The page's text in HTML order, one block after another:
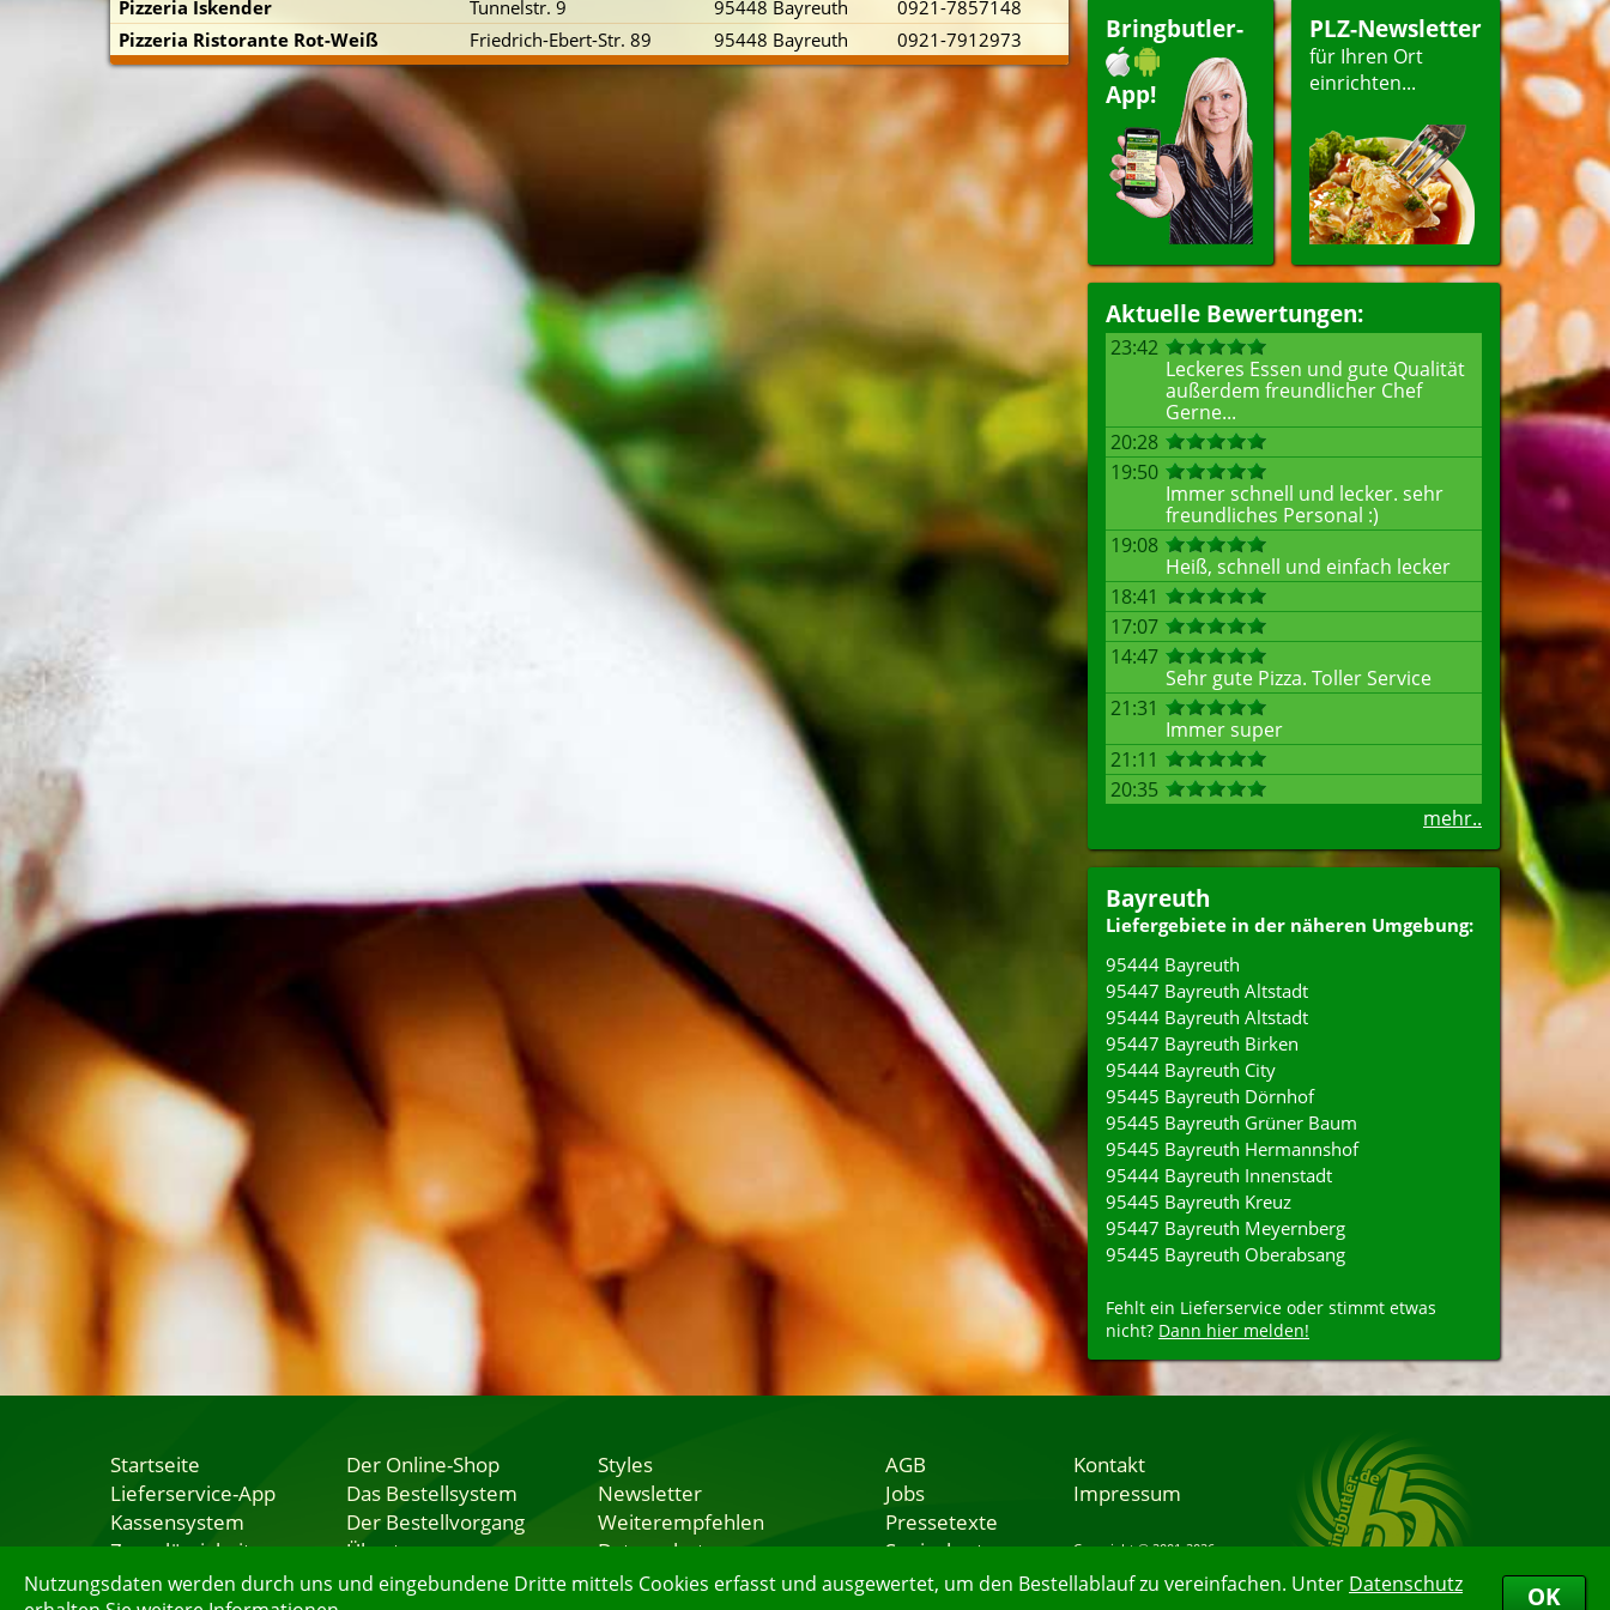
Nutzungsdaten werden durch uns und eingebundene Dritte mittels Cookies erfasst und ausgewertet, um den Bestellablauf zu vereinfachen. Unter Datenschutz
OK
Bringbutler-
App!
PLZ-Newsletter
für Ihren Ort
einrichten...
Aktuelle Bewertungen:
23:42
Leckeres Essen und gute Qualität
außerdem freundlicher Chef
Gerne...
20:28
19:50
Immer schnell und lecker. sehr
freundliches Personal :)
19:08
Heiß, schnell und einfach lecker
18:41
17:07
14:47
Sehr gute Pizza. Toller Service
21:31
Immer super
21:11
20:35
mehr..
Bayreuth
Liefergebiete in der näheren Umgebung:
95444 Bayreuth
95447 Bayreuth Altstadt
95444 Bayreuth Altstadt
95447 Bayreuth Birken
95444 Bayreuth City
95445 Bayreuth Dörnhof
95445 Bayreuth Grüner Baum
95445 Bayreuth Hermannshof
95444 Bayreuth Innenstadt
95445 Bayreuth Kreuz
95447 Bayreuth Meyernberg
95445 Bayreuth Oberabsang
Fehlt ein Lieferservice oder stimmt etwas
nicht? Dann hier melden!
Pizzeria Iskender
Tunnelstr. 9 95448 Bayreuth
0921-7857148
Pizzeria Ristorante Rot-Weiß
Friedrich-Ebert-Str. 89 95448 Bayreuth 0921-7912973
Startseite
Lieferservice-App
Kassensystem
Zuverlässigkeit
Sicherheit
Der Online-Shop
Das Bestellsystem
Der Bestellvorgang
Übertragung
Testshop
Styles
Newsletter
Weiterempfehlen
Datenschutz
Nutzungsbedingungen
AGB
Jobs
Pressetexte
Speisekarten
Lieferservice
Kontakt
Impressum
Copyright © 2001-2026
08.08.2026 06:16:27